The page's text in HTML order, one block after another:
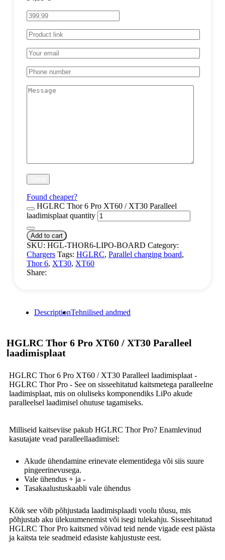
Found cheaper?
HGLRC Thor 6 Pro XT60 / XT30 Paralleel
laadimisplaat quantity
Add to cart
SKU: HGL-THOR6-LIPO-BOARD Category:
Chargers Tags: HGLRC, Parallel charging board,
Thor 6, XT30, XT60
Share:
DescriptionTehnilised andmed
HGLRC Thor 6 Pro XT60 / XT30 Paralleel
laadimisplaat
HGLRC Thor 6 Pro XT60 / XT30 Paralleel laadimisplaat -
HGLRC Thor Pro - See on sisseehitatud kaitsmetega paralleelne
laadimisplaat, mis on oluliseks komponendiks LiPo akude
paralleelsel laadimisel ohutuse tagamiseks.
Milliseid kaitseviise pakub HGLRC Thor Pro? Enamlevinud
kasutajate vead paralleellaadimisel:
Akude ühendamine erinevate elementidega või siis suure
pingeerinevusega.
Vale ühendus + ja -
Tasakaalustuskaabli vale ühendus
Kõik see võib põhjustada laadimisplaadi voolu tõusu, mis
põhjustab aku ülekuumenemist või isegi tulekahju. Sisseehitatud
HGLRC Thor Pro kaitsmed võivad teid nende vigade eest päästa
ja kaitsta teie seadmeid edasiste kahjustuste eest.